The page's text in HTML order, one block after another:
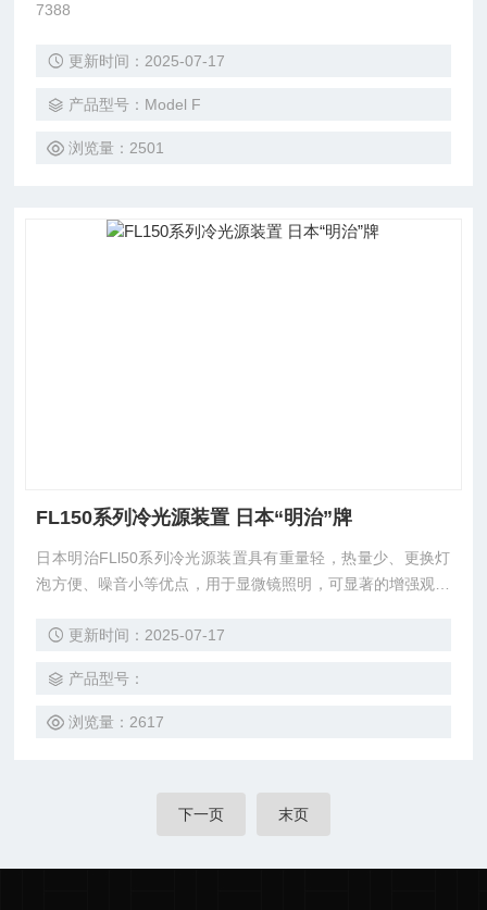
7388
更新时间：2025-07-17
产品型号：Model F
浏览量：2501
FL150系列冷光源装置 日本“明治”牌
日本明治FLl50系列冷光源装置具有重量轻，热量少、更换灯
泡方便、噪音小等优点，用于显微镜照明，可显著的增强观察
更新时间：2025-07-17
产品型号：
浏览量：2617
下一页 末页